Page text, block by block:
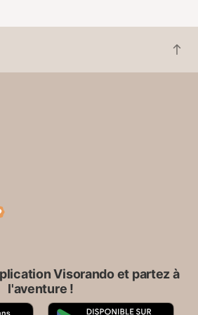
g
n
R
e
Visorando et partez à
l'aventure !
A G